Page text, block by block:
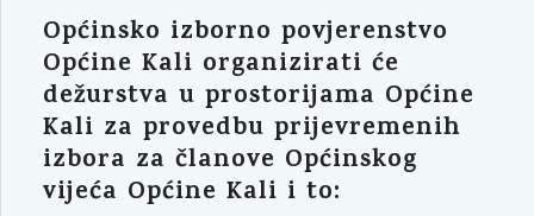
Općinsko izborno povjerenstvo
Općine Kali organizirati će
dežurstva u prostorijama Općine
Kali za provedbu prijevremenih
izbora za članove Općinskog
vijeća Općine Kali i to: